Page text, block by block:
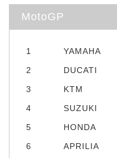
MotoGP
1 YAMAHA
2
DUCATI
3
KTM
4
SUZUKI
5
HONDA
6
APRILIA